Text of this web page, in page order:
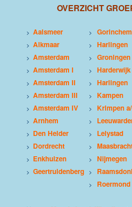
OVERZICHT
> Aalsmeer > Gorinchem
> Alkmaar > Harlingen
> Amsterdam > Groningen
> Amsterdam I > Harderwijk
> Amsterdam II > Harlingen
> Amsterdam III > Kampen
> Amsterdam IV > Krimpen
> Arnhem >
> Den Helder > Lelystad
> Dordrecht >
> Enkhuizen > Nijmegen
> Geertruidenberg >
> Roermond